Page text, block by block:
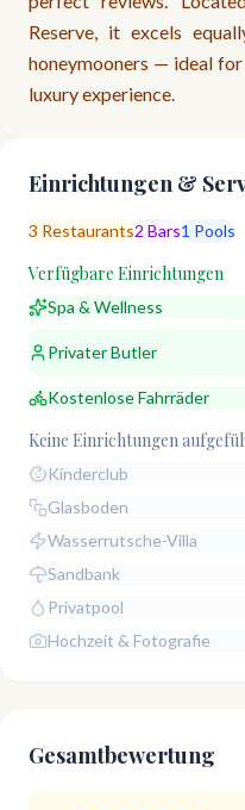
Reserve, it excels
honeymooners — ideal
luxury experience.
Einrichtungen &
3 Restaurants2 Bars1 Pools
Verfügbare Einrichtungen
Spa & Wellness
Privater Butler
Kostenlose Fahrräder
Keine Einrichtungen
Kinderclub
Glasboden
Wasserrutsche-Villa
Sandbank
Privatpool
Hochzeit & Fotografie
Gesamtbewertung